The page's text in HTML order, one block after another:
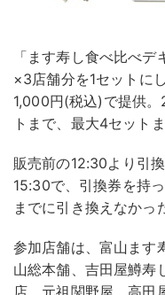
「ます寿し食べ比べ
×3店舗分を1セットに
1,000円(税込)で提供
トまで、最大4セット
販売前の12:30より引
15:30で、引換券を持
までに引き換えなかっ
参加店舗は、富山ます
山総本舗、吉田屋鱒寿
店、元祖関野屋、高田